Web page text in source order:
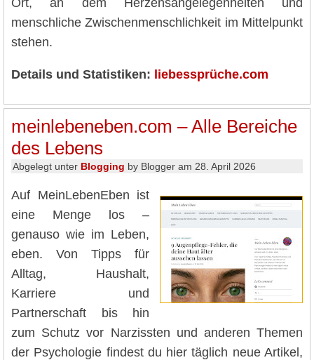
Ort, an dem Herzensangelegenheiten und
menschliche Zwischenmenschlichkeit im Mittelpunkt
stehen.
Details und Statistiken: liebessprüche.com
meinlebeneben.com – Alle Bereiche
des Lebens
Abgelegt unter Blogging by Blogger am 28. April 2026
Auf MeinLebenEben ist
eine Menge los –
genauso wie im Leben,
eben. Von Tipps für
Alltag, Haushalt,
Karriere und
Partnerschaft bis hin
zum Schutz vor Narzissten und anderen Themen
der Psychologie findest du hier täglich neue Artikel,